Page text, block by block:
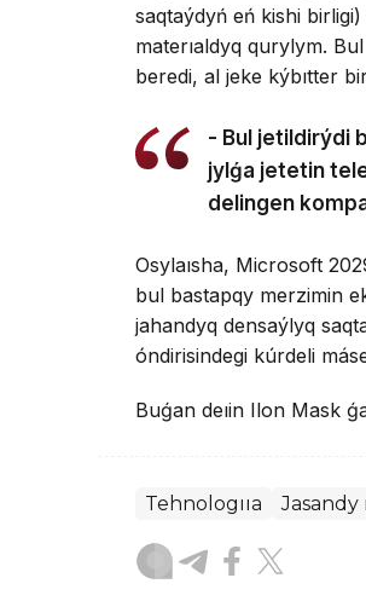
saqtaýdyń eń kishi
materıaldyq qurylym.
beredi, al jeke kýbıtter
- Bul jetildirýdi
jylǵa jetetin
delingen
Osylaısha, Microsoft
bul bastapqy merzimin
jahandyq densaýlyq
óndirisindegi kúrdeli
Buǵan deıin Ilon Mask
Tehnologııa